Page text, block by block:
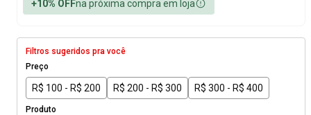
+10% OFFna próxima compra em loja
Filtros sugeridos pra você
Preço
R$ 100 - R$ 200 R$ 200 - R$ 300 R$ 300 - R$ 400
Produto